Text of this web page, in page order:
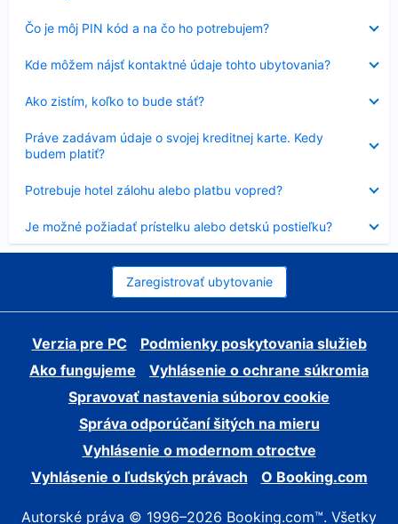
Čo je môj PIN kód a na čo ho potrebujem?
Nezobrazuje
sa
Kde môžem nájsť kontaktné údaje tohto ubytovania?
sa
Ako zistím, koľko to bude stáť?
sa
Práve zadávam údaje o svojej kreditnej karte. Kedy
budem platiť?
sa
Potrebuje hotel zálohu alebo platbu vopred?
sa
Je možné požiadať prístelku alebo detskú postieľku?
sa
Zaregistrovať ubytovanie
Verzia pre PC
Podmienky poskytovania služieb
Ako fungujeme
Vyhlásenie o ochrane súkromia
Spravovať nastavenia súborov cookie
Správa odporúčaní šitých na mieru
Vyhlásenie o modernom otroctve
Vyhlásenie o ľudských právach
O Booking.com
Autorské práva © 1996–2026 Booking.com™. Všetky